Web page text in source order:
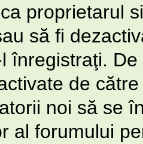
proprietarul
să fi
înregistraţi.
de
noi să se
al forumului